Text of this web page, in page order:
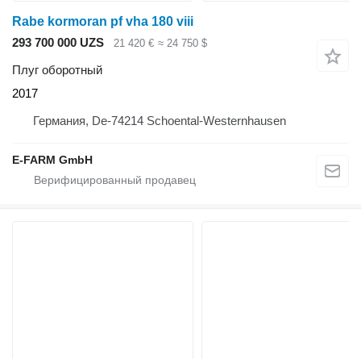
Rabe kormoran pf vha 180 viii
293 700 000 UZS
21 420 € ≈ 24 750 $
Плуг оборотный
2017
Германия, De-74214 Schoental-Westernhausen
E-FARM GmbH